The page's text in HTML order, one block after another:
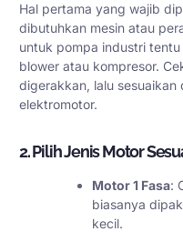
Hal pertama yang wajib
dibutuhkan mesin atau
untuk pompa industri
blower atau kompresor.
digerakkan, lalu
elektromotor.
2. Pilih Jenis Motor
Motor 1 Fasa:
biasanya
kecil.